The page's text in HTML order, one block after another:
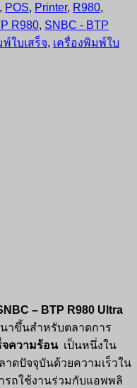
, POS, Printer, R980,
R980, SNBC - BTP
ใบเสร็จ, เครื่องพิมพ์ใบ
– BTP R980 Ultra
าขึ้นสำหรับตลาดการ
จความร้อนเป็นหนึ่งใน
าดปัจจุบันด้วยความเร็วใน
รถใช้งานร่วมกับแอพพลิ